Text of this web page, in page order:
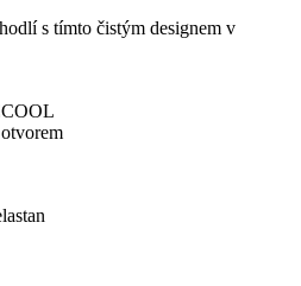
s tímto čistým designem v